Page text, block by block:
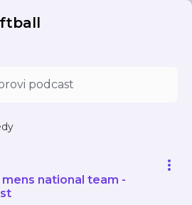
mens national team -